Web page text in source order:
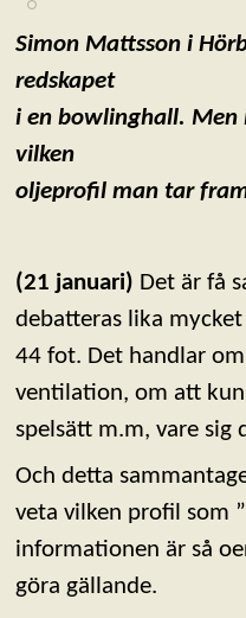
Simon Mattsson i
redskapet
i en bowlinghall. Men
vilken
oljeprofil man tar
(21 januari) Det är få
debatteras lika
44 fot. Det handlar
ventilation, om att
spelsätt m.m, vare sig
Och detta
veta vilken profil som
informationen är så
göra gällande.